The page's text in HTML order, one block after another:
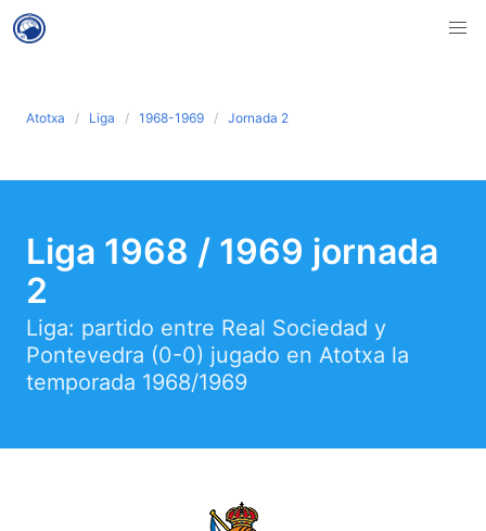
Atotxa Liga 1968-1969 Jornada 2
Liga 1968 / 1969 jornada
2
Liga: partido entre Real Sociedad y
Pontevedra (0-0) jugado en Atotxa la
temporada 1968/1969